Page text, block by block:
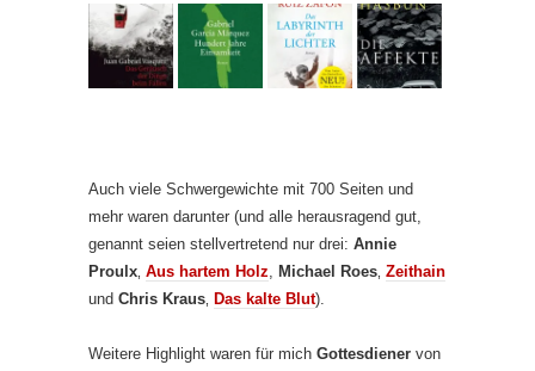
Auch viele Schwergewichte mit 700 Seiten und
mehr waren darunter (und alle herausragend gut,
genannt seien stellvertretend nur drei: Annie
Proulx‚ Aus hartem Holz, Michael Roes‚ Zeithain
und Chris Kraus‚ Das kalte Blut).
Weitere Highlight waren für mich Gottesdiener von